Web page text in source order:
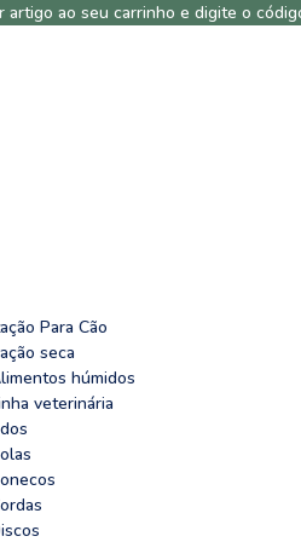
artigo ao seu carrinho e digite o
Para Cão
seca
húmidos
veterinária